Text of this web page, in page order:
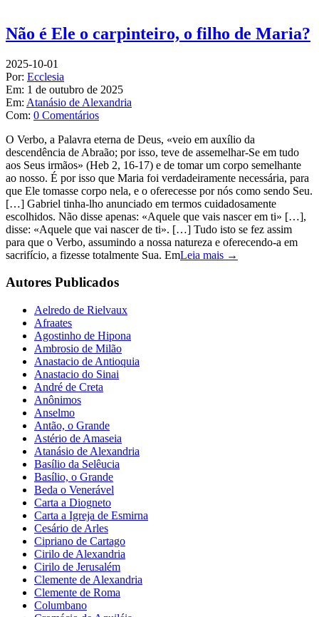
Não é Ele o carpinteiro, o filho de Maria?
2025-10-01
Por: Ecclesia
Em: 1 de outubro de 2025
Em: Atanásio de Alexandria
Com: 0 Comentários
O Verbo, a Palavra eterna de Deus, «veio em auxílio da
descendência de Abraão; por isso, teve de assemelhar-Se em tudo
aos Seus irmãos» (Heb 2, 16-17) e de tomar um corpo semelhante
ao nosso. É por isso que Maria foi verdadeiramente necessária, para
que Ele tomasse corpo nela, e o oferecesse por nós como sendo Seu.
[…] Gabriel tinha-lho anunciado em termos cuidadosamente
escolhidos. Não disse apenas: «Aquele que vais nascer em ti» […],
disse: «Aquele que vai nascer de ti». […] Tudo isto se fez assim
para que o Verbo, assumindo a nossa natureza e oferecendo-a em
sacrifício, a fizesse totalmente Sua. EmLeia mais →
Autores Publicados
Aelredo de Rielvaux
Afraates
Agostinho de Hipona
Ambrosio de Milão
Anastacio de Antioquia
Anastacio do Sinai
André de Creta
Anônimos
Anselmo
Antão, o Grande
Astério de Amaseia
Atanásio de Alexandria
Basílio da Selêucia
Basílio, o Grande
Beda o Venerável
Carta a Diogneto
Carta a Igreja de Esmirna
Cesário de Arles
Cipriano de Cartago
Cirilo de Alexandria
Cirilo de Jerusalém
Clemente de Alexandria
Clemente de Roma
Columbano